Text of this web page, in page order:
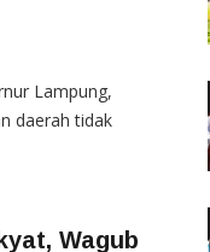
Lampung,
daerah tidak
Wagub